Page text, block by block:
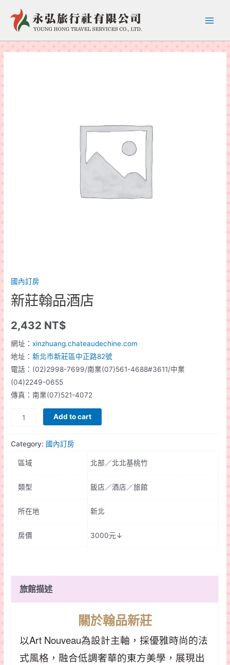
國內訂房
新莊翰品酒店
2,432 NT$
網址：xinzhuang.chateaudechine.com
地址：新北市新莊區中正路82號
電話：(02)2998-7699/南業(07)561-4688#3611/中業
(04)2249-0655
傳真：南業(07)521-4072
翰
quantity
Add to cart
Category: 國內訂房
區域 北部／北北基桃竹
類型 飯店／酒店／旅館
所在地 新北
房價 3000元↓
旅館描述
關於翰品新莊
以Art Nouveau為設計主軸，採優雅時尚的法
式風格，融合低調奢華的東方美學，展現出